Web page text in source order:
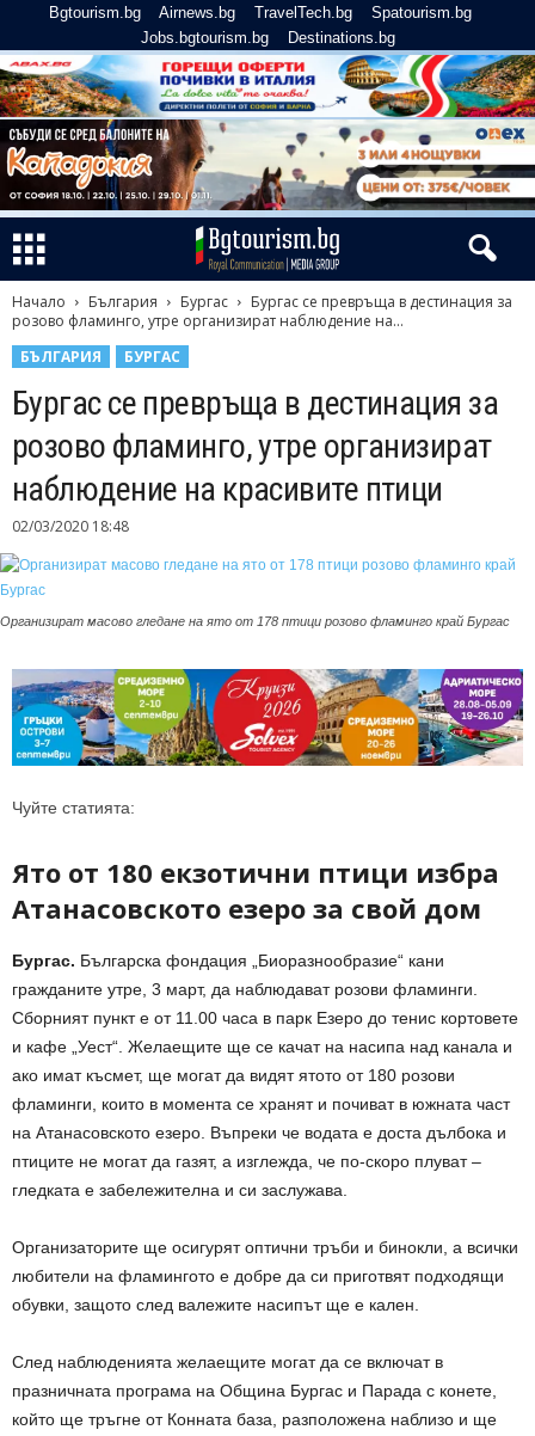
Bgtourism.bg Airnews.bg TravelTech.bg
Spatourism.bg
Jobs.bgtourism.bg
Destinations.bg
Начало България Бургас
Бургас се превръща в дестинация за
розово фламинго, утре организират наблюдение на...
БЪЛГАРИЯ
БУРГАС
Бургас се превръща в дестинация за
розово фламинго, утре организират
наблюдение на красивите птици
02/03/2020 18:48
Организират масово гледане на ято от 178 птици розово фламинго край Бургас
Чуйте статията:
Ято от 180 екзотични птици избра
Атанасовското езеро за свой дом
Бургас. Българска фондация „Биоразнообразие“ кани
гражданите утре, 3 март, да наблюдават розови фламинги.
Сборният пункт е от 11.00 часа в парк Езеро до тенис кортовете
и кафе „Уест“. Желаещите ще се качат на насипа над канала и
ако имат късмет, ще могат да видят ятото от 180 розови
фламинги, които в момента се хранят и почиват в южната част
на Атанасовското езеро. Въпреки че водата е доста дълбока и
птиците не могат да газят, а изглежда, че по-скоро плуват –
гледката е забележителна и си заслужава.
Организаторите ще осигурят оптични тръби и бинокли, а всички
любители на фламингото е добре да си приготвят подходящи
обувки, защото след валежите насипът ще е кален.
След наблюденията желаещите могат да се включат в
празничната програма на Община Бургас и Парада с конете,
който ще тръгне от Конната база, разположена наблизо и ще